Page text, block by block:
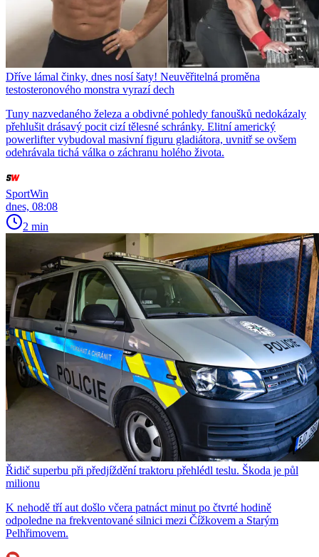
Dříve lámal činky, dnes nosí šaty! Neuvěřitelná proměna
testosteronového monstra vyrazí dech
Tuny nazvedaného železa a obdivné pohledy fanoušků nedokázaly
přehlušit drásavý pocit cizí tělesné schránky. Elitní americký
powerlifter vybudoval masivní figuru gladiátora, uvnitř se ovšem
odehrávala tichá válka o záchranu holého života.
SportWin
dnes, 08:08
2 min
Řidič superbu při předjíždění traktoru přehlédl teslu. Škoda je půl
milionu
K nehodě tří aut došlo včera patnáct minut po čtvrté hodině
odpoledne na frekventované silnici mezi Čížkovem a Starým
Pelhřimovem.